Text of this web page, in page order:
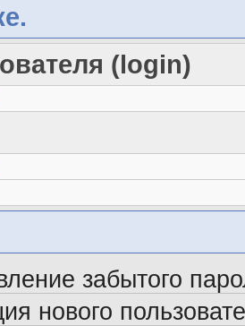
(login)
забытого
нового